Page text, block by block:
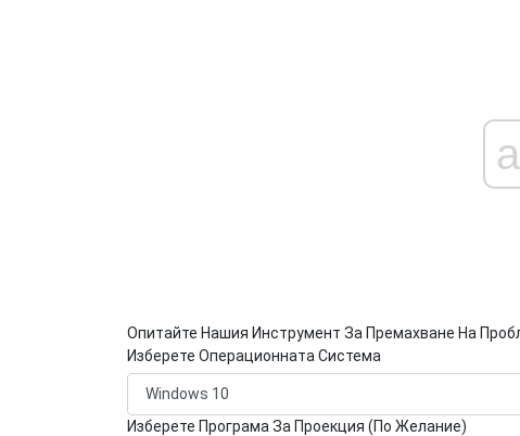
Опитайте Нашия Инструмент За Премахване На
Изберете Операционната Система
Изберете Програма За Проекция (По Желание)